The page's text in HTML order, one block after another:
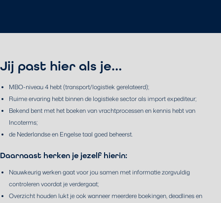
Jij past hier als je…
MBO-niveau 4 hebt (transport/logistiek gerelateerd);
Ruime ervaring hebt binnen de logistieke sector als import expediteur;
Bekend bent met het boeken van vrachtprocessen en kennis hebt van
Incoterms;
de Nederlandse en Engelse taal goed beheerst.
Daarnaast herken je jezelf hierin:
Nauwkeurig werken gaat voor jou samen met informatie zorgvuldig
controleren voordat je verdergaat;
Overzicht houden lukt je ook wanneer meerdere boekingen, deadlines en